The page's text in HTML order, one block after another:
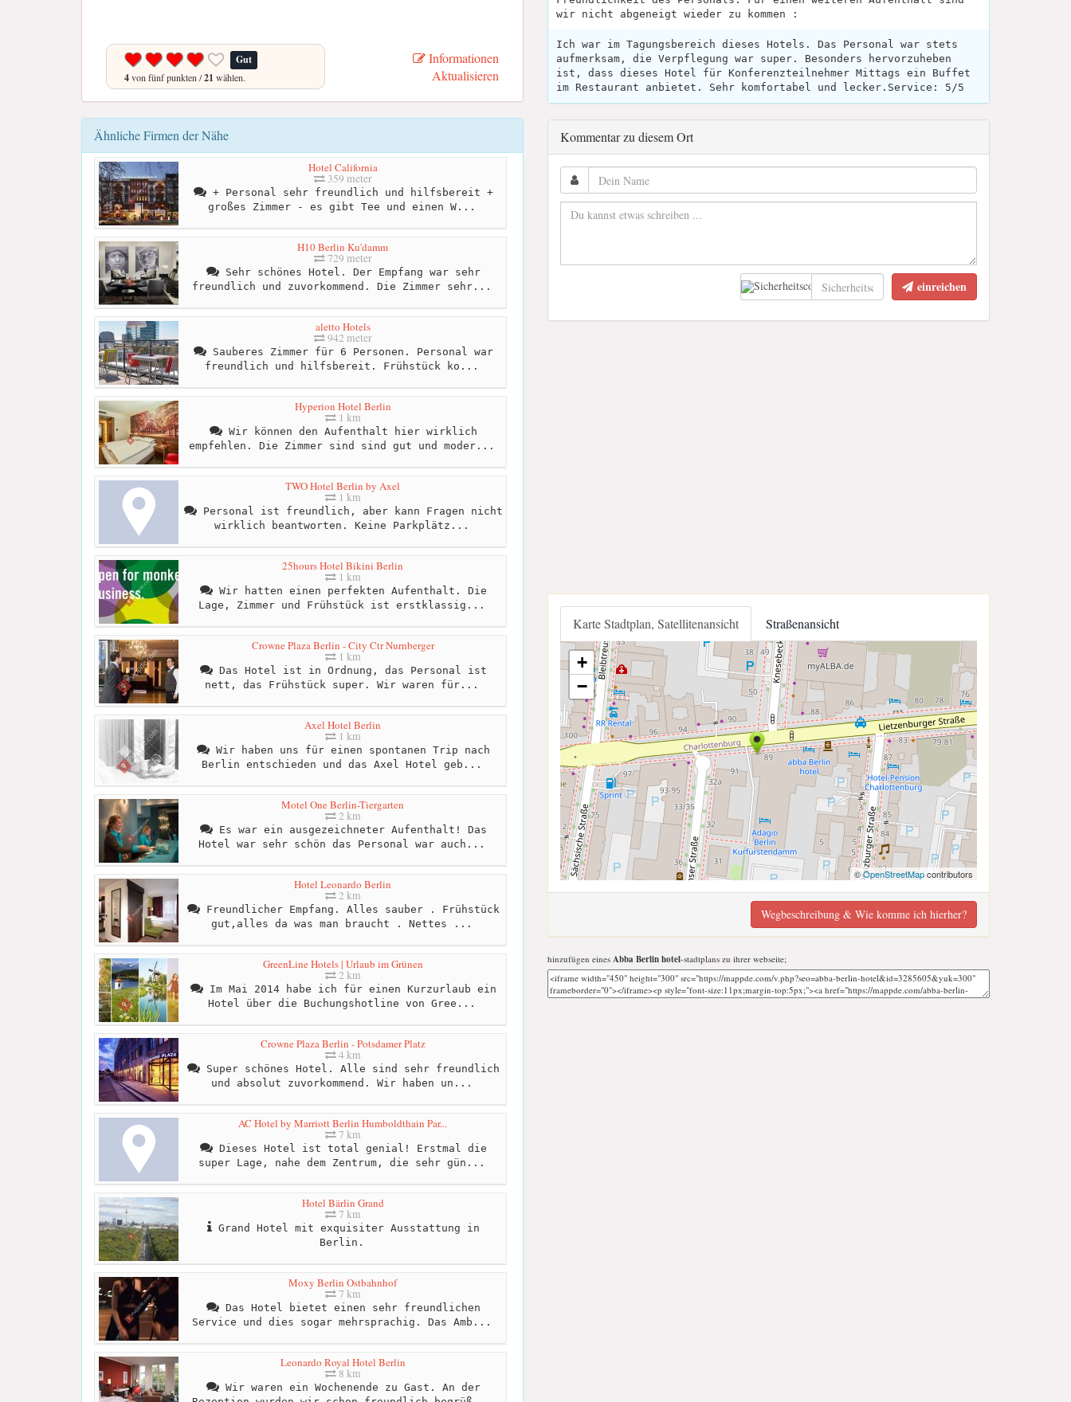
Gut
4von fünf punkten /21 wählen.
Informationen
Aktualisieren
Ähnliche Firmen der Nähe
Hotel California
359 meter
+ Personal sehr freundlich und hilfsbereit +
großes Zimmer - es gibt Tee und einen W...
H10 Berlin Ku'damm
729 meter
Sehr schönes Hotel. Der Empfang war sehr
freundlich und zuvorkommend. Die Zimmer sehr...
aletto Hotels
942 meter
Sauberes Zimmer für 6 Personen. Personal war
freundlich und hilfsbereit. Frühstück ko...
Hyperion Hotel Berlin
1 km
Wir können den Aufenthalt hier wirklich
empfehlen. Die Zimmer sind sind gut und moder...
TWO Hotel Berlin by Axel
1 km
Personal ist freundlich, aber kann Fragen nicht
wirklich beantworten. Keine Parkplätz...
25hours Hotel Bikini Berlin
1 km
Wir hatten einen perfekten Aufenthalt. Die
Lage, Zimmer und Frühstück ist erstklassig...
Crowne Plaza Berlin - City Ctr Nurnberger
1 km
Das Hotel ist in Ordnung, das Personal ist
nett, das Frühstück super. Wir waren für...
Axel Hotel Berlin
1 km
Wir haben uns für einen spontanen Trip nach
Berlin entschieden und das Axel Hotel geb...
Motel One Berlin-Tiergarten
2 km
Es war ein ausgezeichneter Aufenthalt! Das
Hotel war sehr schön das Personal war auch...
Hotel Leonardo Berlin
2 km
Freundlicher Empfang. Alles sauber . Frühstück
gut,alles da was man braucht . Nettes ...
GreenLine Hotels | Urlaub im Grünen
2 km
Im Mai 2014 habe ich für einen Kurzurlaub ein
Hotel über die Buchungshotline von Gree...
Crowne Plaza Berlin - Potsdamer Platz
4 km
Super schönes Hotel. Alle sind sehr freundlich
und absolut zuvorkommend. Wir haben un...
AC Hotel by Marriott Berlin Humboldthain Par...
7 km
Dieses Hotel ist total genial! Erstmal die
super Lage, nahe dem Zentrum, die sehr gün...
Hotel Bärlin Grand
7 km
Grand Hotel mit exquisiter Ausstattung in
Berlin.
Moxy Berlin Ostbahnhof
7 km
Das Hotel bietet einen sehr freundlichen
Service und dies sogar mehrsprachig. Das Amb...
Leonardo Royal Hotel Berlin
8 km
Wir waren ein Wochenende zu Gast. An der
wir nicht abgeneigt wieder zu kommen :
Ich war im Tagungsbereich dieses Hotels. Das Personal war stets
aufmerksam, die Verpflegung war super. Besonders hervorzuheben
ist, dass dieses Hotel für Konferenzteilnehmer Mittags ein Buffet
im Restaurant anbietet. Sehr komfortabel und lecker.Service: 5/5
Kommentar zu diesem Ort
einreichen
Karte Stadtplan, Satellitenansicht Straßenansicht
+
−
©OpenStreetMapcontributors
Wegbeschreibung & Wie komme ich hierher?
hinzufügen eines Abba Berlin hotel-stadtplans zu ihrer webseite;